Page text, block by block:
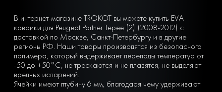
В интернет-магазине TROKOT вы можете купить EVA
коврики для Peugeot Partner Tepee (2) (2008-2012) с
доставкой по Москве, Санкт-Петербургу и в другие
регионы РФ. Наши товары производятся из безопасного
полимера, который выдерживает перепады температур от
-50 до +50°С, не трескаются и не плавятся, не выделяют
вредных испарений.
Ячейки имеют глубину 6 мм, благодаря чему удерживают